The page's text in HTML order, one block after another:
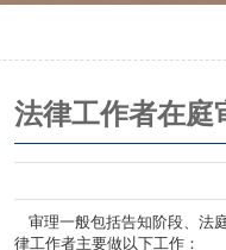
法律工作者在
审理一般包括告知阶段、法
律工作者主要做以下工作：